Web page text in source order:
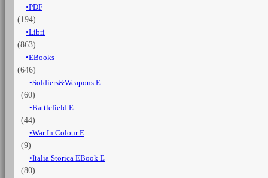
PDF
(194)
Libri
(863)
EBooks
(646)
Soldiers&Weapons E
(60)
Battlefield E
(44)
War In Colour E
(9)
Italia Storica EBook E
(80)